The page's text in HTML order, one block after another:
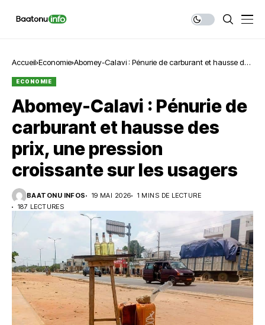
Accueil Economie Abomey-Calavi : Pénurie de carburant et hausse des
ECONOMIE
Abomey-Calavi : Pénurie de
carburant et hausse des
prix, une pression
croissante sur les usagers
BAATONU INFOS 19 MAI 2026
1 MINS DE LECTURE
187 LECTURES